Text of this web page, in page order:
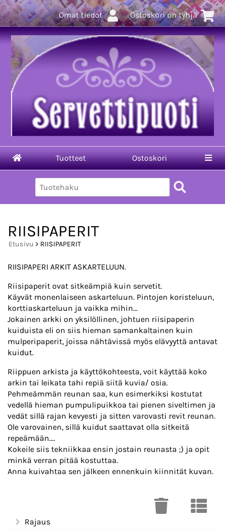
Omat tiedot Ostoskori on tyhjä
Tuotteet Ostoskori
RIISIPAPERIT
Etusivu > RIISIPAPERIT
RIISIPAPERI ARKIT ASKARTELUUN.
Riisipaperit ovat sitkeämpiä kuin servetit.
Käyvät monenlaiseen askarteluun. Pintojen koristeluun,
korttiaskarteluun ja vaikka mihin...
Jokainen arkki on yksilöllinen, johtuen riisipaperin
kuiduista eli on siis hieman samankaltainen kuin
mulperipaperit, joissa nähtävissä myös elävyyttä antavat
kuidut.
Riippuen arkista ja käyttökohteesta, voit käyttää koko
arkin tai leikata tahi repiä siitä kuvia/ osia.
Pehmeämmän reunan saa, kun esimerkiksi kostutat
vedellä hieman pumpulipuikkoa tai pienen siveltimen ja
vedät sillä rajan kevyesti ja sitten varovasti revit reunan.
Ole varovainen, sillä kuidut saattavat olla sitkeitä
repeämään....
Kokeile siis tekniikkaa ensin jostain reunasta ;) ja opit
minkä verran pitää kostuttaa.
Anna kuivahtaa sen jälkeen ennenkuin kiinnität kuvan.
Rajaus